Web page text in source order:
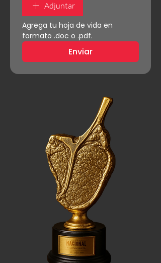
Adjuntar
Agrega tu hoja de vida en
formato .doc o .pdf.
Enviar